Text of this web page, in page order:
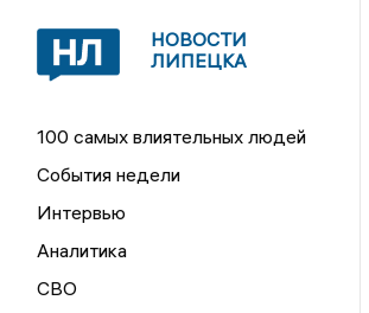
НОВОСТИ
ЛИПЕЦКА
100 самых влиятельных людей
События недели
Интервью
Аналитика
СВО